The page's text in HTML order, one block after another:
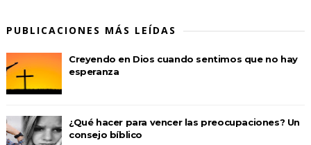
PUBLICACIONES MÁS LEÍDAS
Creyendo en Dios cuando sentimos que no hay
esperanza
¿Qué hacer para vencer las preocupaciones? Un
consejo bíblico